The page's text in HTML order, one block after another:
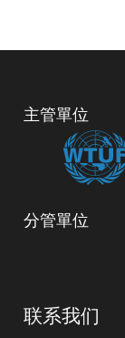
主管單位
分管單位
联系我们